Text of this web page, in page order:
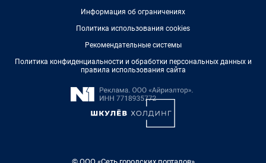
Информация об ограничениях
Политика использования cookies
Рекомендательные системы
Политика конфиденциальности и обработки персональных данных и
правила использования сайта